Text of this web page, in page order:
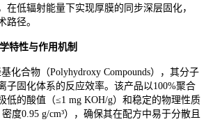
在低辐射能量下实现厚膜的同步深层固化，
路径。
特性与作用机制
化合物（Polyhydroxy Compounds），其分子
子固化体系的反应效率。该产品以100%聚合
低的酸值（≤1 mg KOH/g）和稳定的物理性质
密度0.95 g/cm³），确保其在配方中易于分散且